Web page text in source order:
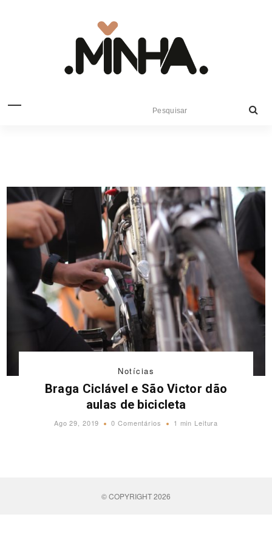
Notícias
Braga Ciclável e São Victor dão
aulas de bicicleta
Ago 29, 2019 0 Comentários 1 min Leitura
© COPYRIGHT 2026